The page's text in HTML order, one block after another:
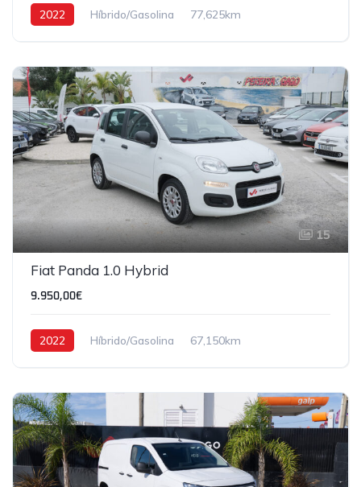
2022 Híbrido/Gasolina 77,625km
15
Fiat Panda 1.0 Hybrid
9.950,00€
2022 Híbrido/Gasolina 67,150km
IVA DEDUTÍVEL